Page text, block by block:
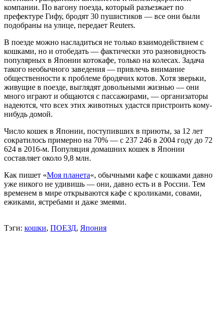
компании. По вагону поезда, который разъезжает по
префектуре Гифу, бродят 30 пушистиков — все они были
подобраны на улице, передает Reuters.
В поезде можно насладиться не только взаимодействием с
кошками, но и отобедать — фактически это разновидность
популярных в Японии котокафе, только на колесах. Задача
такого необычного заведения — привлечь внимание
общественности к проблеме бродячих котов. Хотя зверьки,
живущие в поезде, выглядят довольными жизнью — они
много играют и общаются с пассажирами, — организаторы
надеются, что всех этих животных удастся пристроить кому-
нибудь домой.
Число кошек в Японии, поступивших в приюты, за 12 лет
сократилось примерно на 70% — с 237 246 в 2004 году до 72
624 в 2016-м. Популяция домашних кошек в Японии
составляет около 9,8 млн.
Как пишет «Моя планета«, обычными кафе с кошками давно
уже никого не удивишь — они, давно есть и в России. Тем
временем в мире открываются кафе с кроликами, совами,
ежиками, ястребами и даже змеями.
Тэги: кошки, ПОЕЗД, Япония